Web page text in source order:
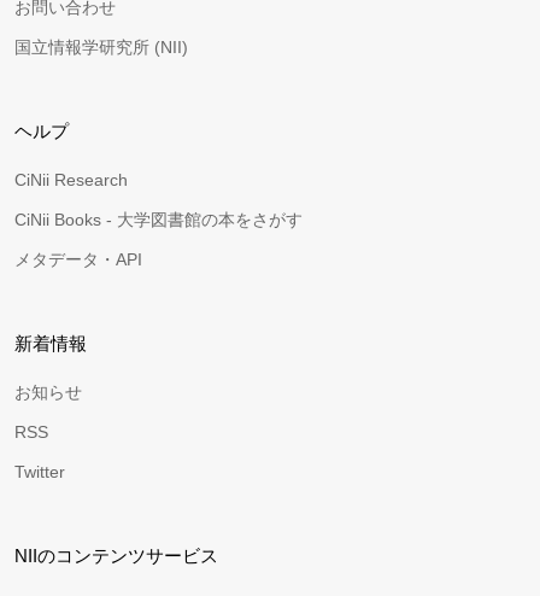
お問い合わせ
国立情報学研究所 (NII)
ヘルプ
CiNii Research
CiNii Books - 大学図書館の本をさがす
メタデータ・API
新着情報
お知らせ
RSS
Twitter
NIIのコンテンツサービス